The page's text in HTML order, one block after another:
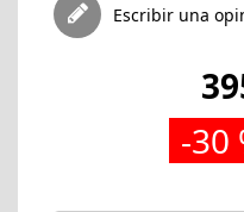
Escribir una
-30